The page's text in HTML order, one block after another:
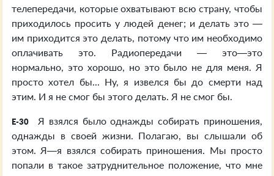
телепередачи, которые охватывают всю страну, чтобы
приходилось просить у людей денег; и делать это —
им приходится это делать, потому что им необходимо
оплачивать это. Радиопередачи — это—это
нормально, это хорошо, но это было не для меня. Я
просто хотел бы... Ну, я извелся бы до смерти над
этим. И я не смог бы этого делать. Я не смог бы.
E-30
Я взялся было однажды собирать приношения,
однажды в своей жизни. Полагаю, вы слышали об
этом. Я—я взялся собирать приношения. Мы просто
попали в такое затруднительное положение, что мне